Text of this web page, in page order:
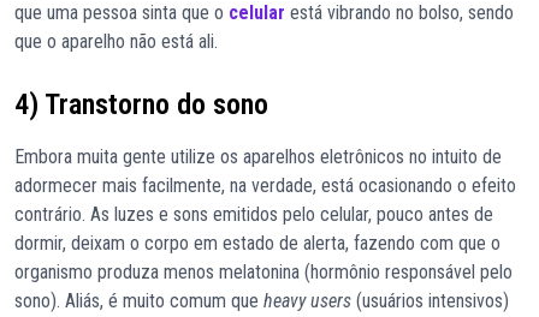
que uma pessoa sinta que o celular está vibrando no bolso, sendo
que o aparelho não está ali.
4) Transtorno do sono
Embora muita gente utilize os aparelhos eletrônicos no intuito de
adormecer mais facilmente, na verdade, está ocasionando o efeito
contrário. As luzes e sons emitidos pelo celular, pouco antes de
dormir, deixam o corpo em estado de alerta, fazendo com que o
organismo produza menos melatonina (hormônio responsável pelo
sono). Aliás, é muito comum que heavy users (usuários intensivos)